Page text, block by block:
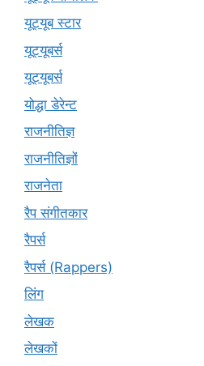
यूट्यूब स्टार
यूट्यूबर्स
यूट्‍यूबर्स
योद्धा डेरेन्ट
राजनीतिज्ञ
राजनीतिज्ञों
राजनेता
रैप संगीतकार
रैपर्स
रैपर्स (Rappers)
लिंग
लेखक
लेखकों